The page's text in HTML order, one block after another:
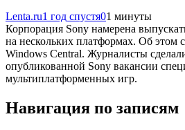
Lenta.ru1 год спустя01 минуты
Корпорация Sony намерена
на нескольких платформах. Об этом
Windows Central. Журналисты
опубликованной Sony вакансии
мультиплатформенных игр.
Навигация по записям